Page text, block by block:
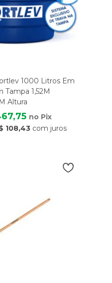
1000 Litros Em
Tampa 1,52M
Altura
no Pix
108,43 com juros